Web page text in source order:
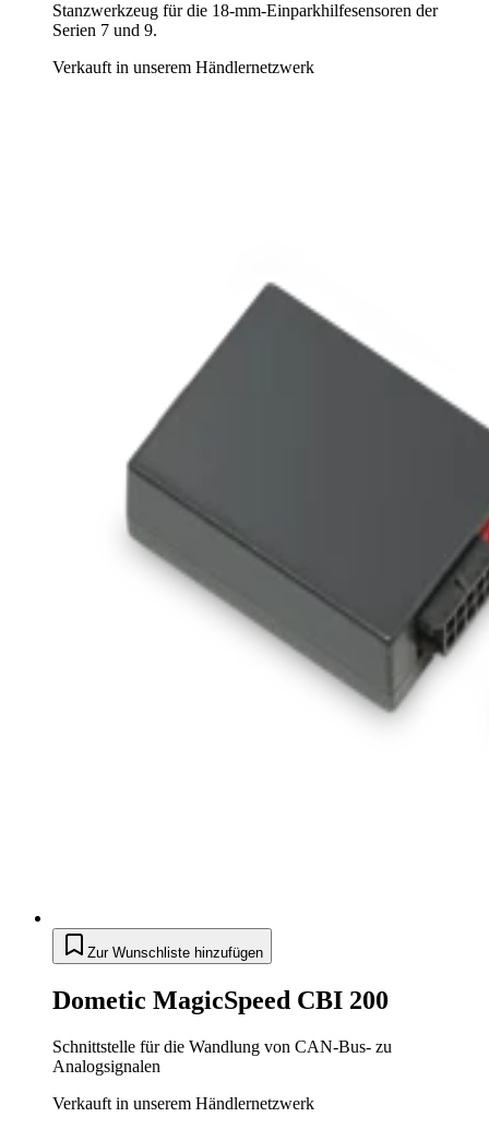
Stanzwerkzeug für die 18-mm-Einparkhilfesensoren der
Serien 7 und 9.
Verkauft in unserem Händlernetzwerk
Zur Wunschliste hinzufügen
Dometic MagicSpeed CBI 200
Schnittstelle für die Wandlung von CAN-Bus- zu
Analogsignalen
Verkauft in unserem Händlernetzwerk